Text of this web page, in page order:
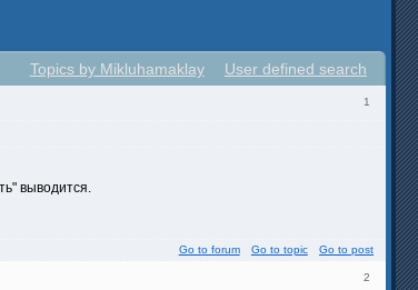
Topics by Mikluhamaklay
User defined search
1
выводится.
Go to forum Go to topic Go to post
2